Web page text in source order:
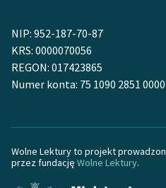
Szkoła Poezji Wolnych
Lektur
Kontakt
O projekcie
Zespół
NIP: 952-187-70-87
KRS: 0000070056
REGON: 017423865
Numer konta: 75 1090 2851
Wolne Lektury to projekt
przez fundację Wolne Lektury.